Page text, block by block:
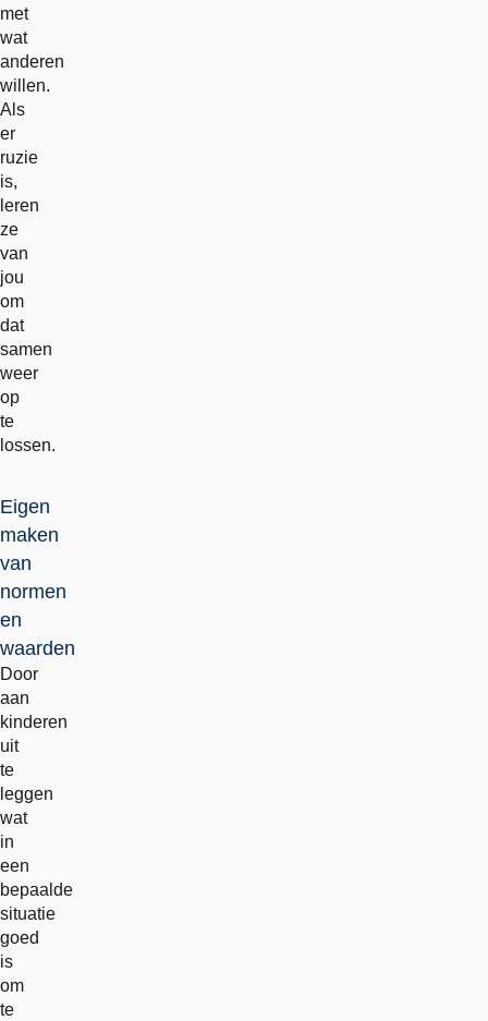
met
wat
anderen
willen.
Als
er
ruzie
is,
leren
ze
van
jou
om
dat
samen
weer
op
te
lossen.
Eigen
maken
van
normen
en
waarden
Door
aan
kinderen
uit
te
leggen
wat
in
een
bepaalde
situatie
goed
is
om
te